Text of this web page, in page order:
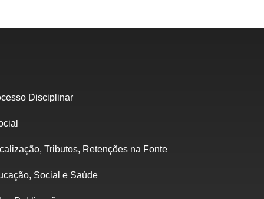
Disciplinar
Tributos, Retenções na Fonte
Social e Saúde